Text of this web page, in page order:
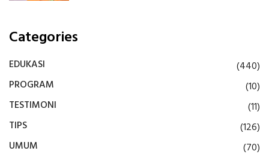
Categories
EDUKASI
(440)
PROGRAM
(10)
TESTIMONI
(11)
TIPS
(126)
UMUM
(70)